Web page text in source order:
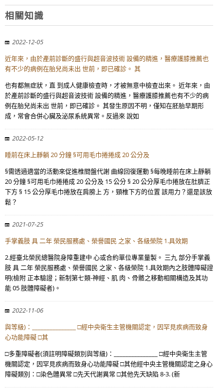
相關知識
2022-12-05
近年來，由於產前診斷的盛行與超音波技術 設備的精進，醫療護膝推薦也
有不少的病例在胎兒尚未出 世前，即已確診。 其
也有都無症狀，直 到成人健康檢查時，才被無意中檢查出來。 近年來，由
於產前診斷的盛行與超音波技術 設備的精進，醫療護膝推薦也有不少的病
例在胎兒尚未出 世前，即已確診。 其發生原因不明，僅知在胚胎早期形
成，常會合併心臟及泌尿系統異常。反過來 說如
2022-05-12
睡前在床上靜躺 20 分鐘 §可用毛巾捲捲成 20 公分及
§需透過適當的活動來促進椎間盤代謝 曲線回復運動 §每晚睡前在床上靜躺
20 分鐘 §可用毛巾捲捲成 20 公分及 15 公分 § 20 公分厚毛巾捲放在肚臍正
下方 § 15 公分厚毛巾捲放在肩膀上 方，頸椎下方的位置 該用力？還是該放
鬆？
2021-07-25
手掌義肢 具 二年 榮民服務處、榮譽國民 之家、各級榮院 1.具效期
2.經臺北榮民總醫院身障重建中 心或合約單位專業量製。 三九 部分手掌義
肢 具 二年 榮民服務處、榮譽國民 之家、各級榮院 1.具效期內之肢體障礙證
明(檢附 正本驗證；新制第七類-神經、肌 肉、骨骼之移動相關構造及其功
能 05 肢體障礙者)。
2022-11-06
與等級)：_______________ □經中央衛生主管機關認定，因罕見疾病而致身
心功能障礙 □其
□多重障礙者(須註明障礙類別與等級)：_______________ □經中央衛生主管
機關認定，因罕見疾病而致身心功能障礙 □其他經中央主管機關認定之身心
障礙類別：□染色體異常 □先天代謝異常 □其他先天缺陷 8-3. (新